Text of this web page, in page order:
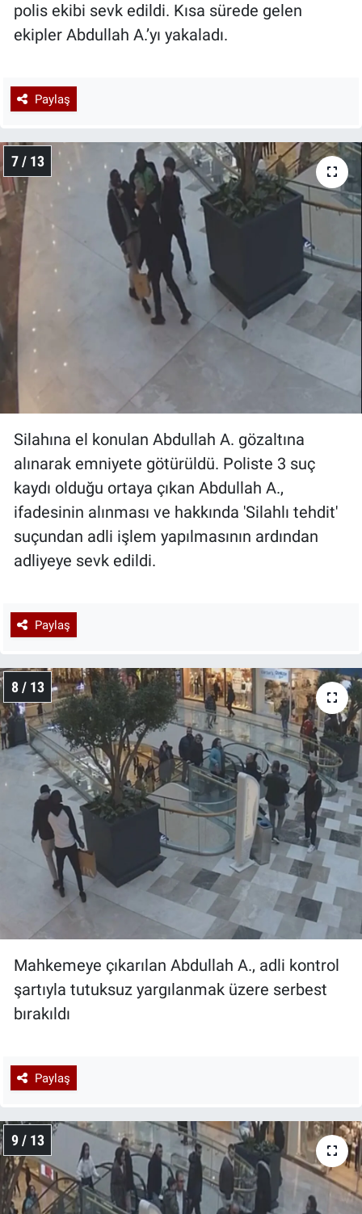
polis ekibi sevk edildi. Kısa sürede gelen
ekipler Abdullah A.’yı yakaladı.
Paylaş
7 / 13
Silahına el konulan Abdullah A. gözaltına
alınarak emniyete götürüldü. Poliste 3 suç
kaydı olduğu ortaya çıkan Abdullah A.,
ifadesinin alınması ve hakkında 'Silahlı tehdit'
suçundan adli işlem yapılmasının ardından
adliyeye sevk edildi.
Paylaş
8 / 13
Mahkemeye çıkarılan Abdullah A., adli kontrol
şartıyla tutuksuz yargılanmak üzere serbest
bırakıldı
Paylaş
9 / 13